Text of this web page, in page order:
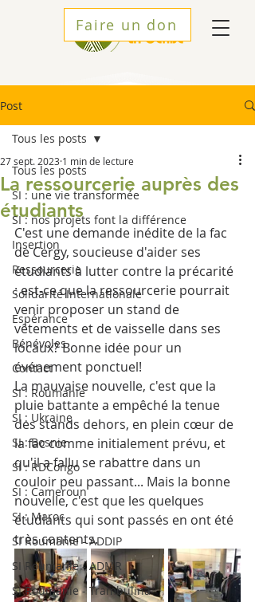
Faire un don
Post
Tous les posts
SI : une vie transformée
SI : nos projets font la différence
Insertion
Ressourcerie
Solidarité Internationale
Espérance
Bénévoles
Contact
SI : Roumanie
SI : Ukraine
SI : Bosnie
SI : RDCongo
SI : Cameroun
SI : Maroc
SI Roumanie - ADDIP
SI Roumanie - ADMR
SI Roumanie - Trambulina
Tous les posts
La ressourcerie auprès des
étudiants
27 sept. 2023 1 min de lecture
C'est une demande inédite de la fac
de Cergy, soucieuse d'aider ses
étudiants à lutter contre la précarité
: est-ce que la ressourcerie pourrait
venir proposer un stand de
vêtements et de vaisselle dans ses
locaux? Bonne idée pour un
événement ponctuel!
La mauvaise nouvelle, c'est que la
pluie battante a empêché la tenue
des stands dehors, en plein cœur de
la fac comme initialement prévu, et
qu'il a fallu se rabattre dans un
couloir peu passant... Mais la bonne
nouvelle, c'est que les quelques
étudiants qui sont passés en ont été
très contents.